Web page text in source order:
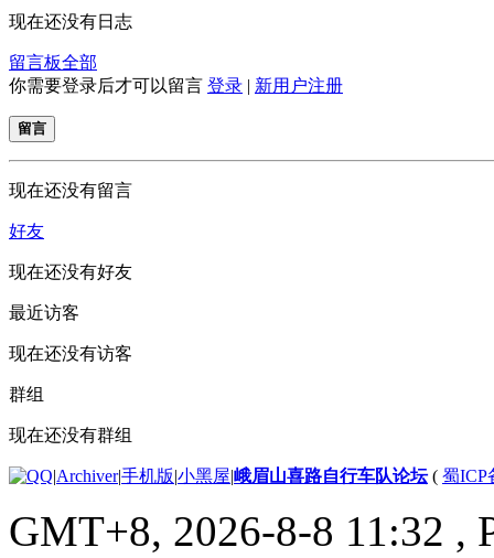
现在还没有日志
留言板全部
你需要登录后才可以留言 登录 | 新用户注册
留言
现在还没有留言
好友
现在还没有好友
最近访客
现在还没有访客
群组
现在还没有群组
|Archiver|手机版|小黑屋|峨眉山喜路自行车队论坛( 蜀ICP
GMT+8, 2026-8-8 11:32 ,